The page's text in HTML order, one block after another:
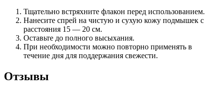
Тщательно встряхните флакон перед использованием.
Нанесите спрей на чистую и сухую кожу подмышек с
расстояния 15 — 20 см.
Оставьте до полного высыхания.
При необходимости можно повторно применять в
течение дня для поддержания свежести.
Отзывы